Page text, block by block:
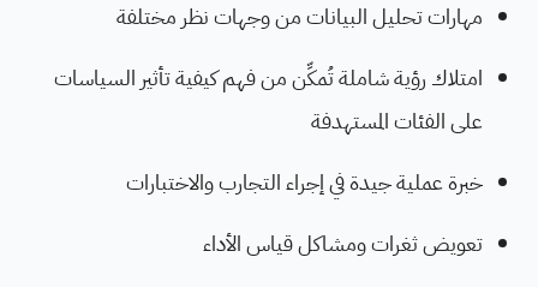
مهارات تحليل البيانات من وجهات نظر مختلفة
امتلاك رؤية شاملة تُمكِّن من فهم كيفية تأثير السياسات
على الفئات المستهدفة
خبرة عملية جيدة في إجراء التجارب والاختبارات
تعويض ثغرات ومشاكل قياس الأداء